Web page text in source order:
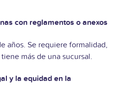
con reglamentos o anexos
años. Se requiere formalidad,
más de una sucursal.
y la equidad en la